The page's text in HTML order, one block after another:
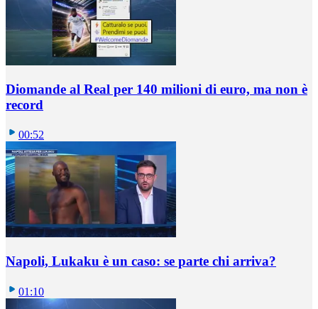
Diomande al Real per 140 milioni di euro, ma non è
record
00:52
Napoli, Lukaku è un caso: se parte chi arriva?
01:10